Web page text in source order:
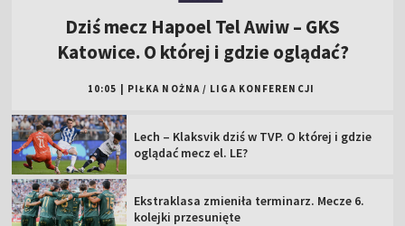
Dziś mecz Hapoel Tel Awiw – GKS
Katowice. O której i gdzie oglądać?
10:05 PIŁKA NOŻNA / LIGA KONFERENCJI
Lech – Klaksvik dziś w TVP. O której i gdzie
oglądać mecz el. LE?
Ekstraklasa zmieniła terminarz. Mecze 6.
kolejki przesunięte